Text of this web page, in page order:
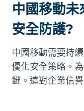
中國移動
安全防護?
中國移動需要持
優化安全策略。
鍵。這對企業信